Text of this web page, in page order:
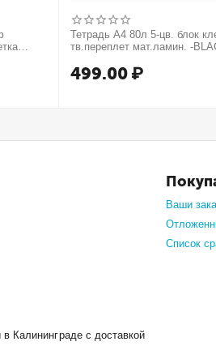
Тетрадь А4 80л 5-цв. блок
тв.переплет мат.ламин. -
499.00 ₽
Ваши
Список
Калининграде с доставкой